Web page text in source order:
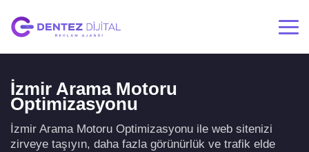
İzmir Arama Motoru
Optimizasyonu
İzmir Arama Motoru Optimizasyonu ile web sitenizi
zirveye taşıyın, daha fazla görünürlük ve trafik elde